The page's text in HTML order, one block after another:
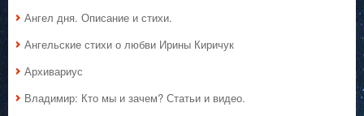
Ангел дня. Описание и стихи.
Ангельские стихи о любви Ирины Киричук
Архивариус
Владимир: Кто мы и зачем? Статьи и видео.